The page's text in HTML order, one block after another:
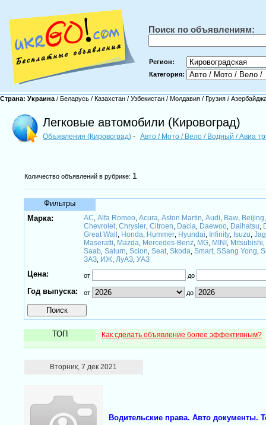
Поиск по объявлениям:
Регион:
Категория:
Страна: Украина / Беларусь / Казахстан / Узбекистан / Молдавия / Грузия /
Легковые автомобили (Кировоград)
Объявления (Кировоград) - Авто / Мото / Вело / Водный / Авиа
Количество объявлений в рубрике: 1
Фильтры
Марка:
AC Alfa Romeo, Acura Aston Martin Audi Baw, Beijing
Chevrolet, Chrysler, Citroen Dacia Daewoo, Daihatsu
Great Wall
Honda Hummer, Hyundai Infinity, Isuzu
Maseratti
Mazda Mercedes-Benz, MG, MINI Mitsubishi
Saab, Saturn Scion Seat, Skoda Smart, SSang Yong
ЗАЗ, ИЖ, ЛуАЗ, УАЗ
Цена: от до
Год выпуска: от до
ТОП Как сделать объявление более эффективным?
Вторник, 7 дек 2021
Водительские права. Авто документы.